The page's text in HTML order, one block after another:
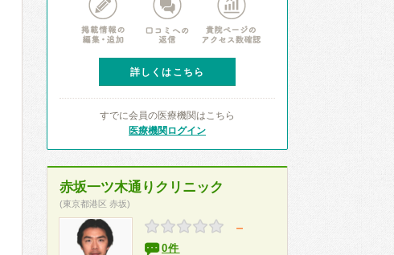
詳しくはこちら
すでに会員の医療機関はこちら
医療機関ログイン
赤坂一ツ木通りクリニック
(東京都港区 赤坂)
－
0件